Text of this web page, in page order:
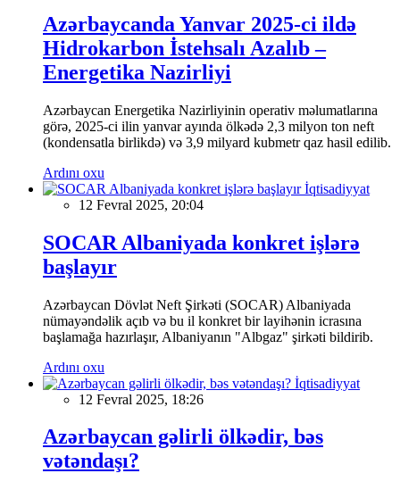
Azərbaycanda Yanvar 2025-ci ildə
Hidrokarbon İstehsalı Azalıb –
Energetika Nazirliyi
Azərbaycan Energetika Nazirliyinin operativ məlumatlarına
görə, 2025-ci ilin yanvar ayında ölkədə 2,3 milyon ton neft
(kondensatla birlikdə) və 3,9 milyard kubmetr qaz hasil edilib.
Ardını oxu
İqtisadiyyat
12 Fevral 2025, 20:04
SOCAR Albaniyada konkret işlərə
başlayır
Azərbaycan Dövlət Neft Şirkəti (SOCAR) Albaniyada
nümayəndəlik açıb və bu il konkret bir layihənin icrasına
başlamağa hazırlaşır, Albaniyanın "Albgaz" şirkəti bildirib.
Ardını oxu
İqtisadiyyat
12 Fevral 2025, 18:26
Azərbaycan gəlirli ölkədir, bəs
vətəndaşı?